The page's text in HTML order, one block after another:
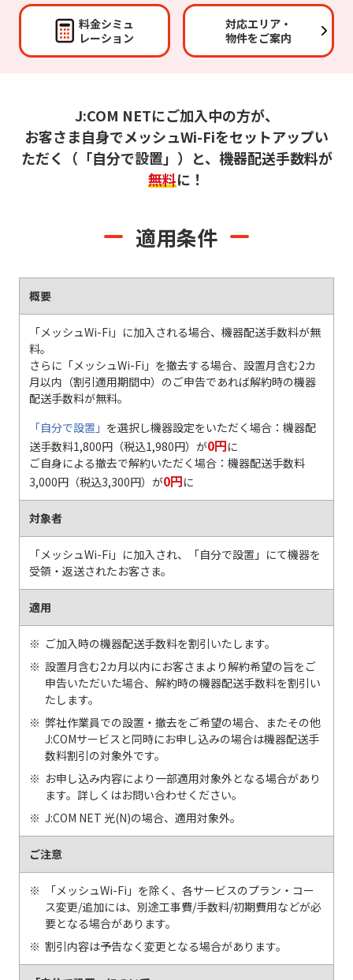
料金シミュ
レーション
対応エリア・
物件をご案内
J:COM NETにご加入中の方が、
お客さま自身でメッシュWi-Fiをセットアップい
ただく
（「自分で設置」）と、機器配送手数料が
無料に！
適用条件
概要
「メッシュWi-Fi」に加入される場合、機器配送手数料が無
料。
さらに「メッシュWi-Fi」を撤去する場合、設置月含む2カ
月以内（割引適用期間中）のご申告であれば解約時の機器
配送手数料が無料。
「自分で設置」 を選択し機器設定をいただく場合：機器配
送手数料1,800円（税込1,980円）が0円に
ご自身による撤去で解約いただく場合：機器配送手数料
3,000円（税込3,300円）が0円に
対象者
「メッシュWi-Fi」に加入され、「自分で設置」にて機器を
受領・返送されたお客さま。
適用
ご加入時の機器配送手数料を割引いたします。
設置月含む2カ月以内にお客さまより解約希望の旨をご
申告いただいた場合、解約時の機器配送手数料を割引い
たします。
弊社作業員での設置・撤去をご希望の場合、またその他
J:COMサービスと同時にお申し込みの場合は機器配送手
数料割引の対象外です。
お申し込み内容により一部適用対象外となる場合があり
ます。詳しくはお問い合わせください。
J:COM NET 光(N)の場合、適用対象外。
ご注意
「メッシュWi-Fi」を除く、各サービスのプラン・コー
ス変更/追加には、別途工事費/手数料/初期費用などが必
要となる場合があります。
割引内容は予告なく変更となる場合があります。